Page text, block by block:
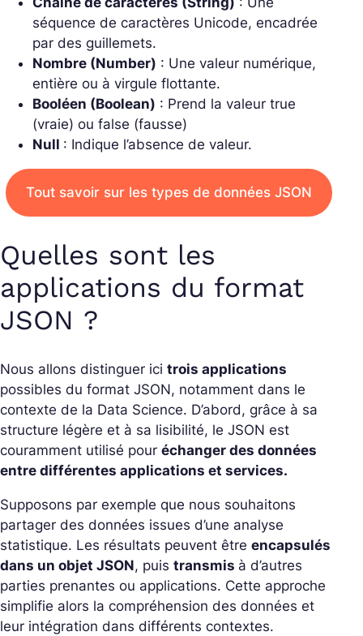
séquence de caractères Unicode, encadrée
par des guillemets.
Nombre (Number) : Une valeur numérique,
entière ou à virgule flottante.
Booléen (Boolean) : Prend la valeur true
(vraie) ou false (fausse)
Null : Indique l’absence de valeur.
Tout savoir sur les types de données JSON
Quelles sont les
applications du format
JSON ?
Nous allons distinguer ici trois applications
possibles du format JSON, notamment dans le
contexte de la Data Science. D’abord, grâce à sa
structure légère et à sa lisibilité, le JSON est
couramment utilisé pour échanger des données
entre différentes applications et services.
Supposons par exemple que nous souhaitons
partager des données issues d’une analyse
statistique. Les résultats peuvent être encapsulés
dans un objet JSON, puis transmis à d’autres
parties prenantes ou applications. Cette approche
simplifie alors la compréhension des données et
leur intégration dans différents contextes.